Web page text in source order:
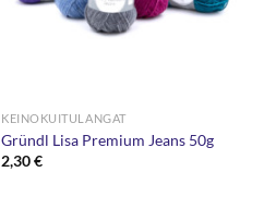
KEINOKUITULANGAT
Gründl Lisa Premium Jeans 50g
2,30€